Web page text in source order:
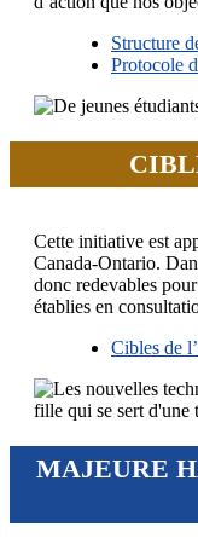
Structure
Protocole
Cette initiative est
Canada-Ontario.
donc redevables
établies en
Cibles de
MAJEURE